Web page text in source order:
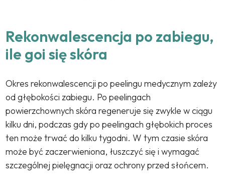
Rekonwalescencja po zabiegu,
ile goi się skóra
Okres rekonwalescencji po peelingu medycznym zależy
od głębokości zabiegu. Po peelingach
powierzchownych skóra regeneruje się zwykle w ciągu
kilku dni, podczas gdy po peelingach głębokich proces
ten może trwać do kilku tygodni. W tym czasie skóra
może być zaczerwieniona, łuszczyć się i wymagać
szczególnej pielęgnacji oraz ochrony przed słońcem.